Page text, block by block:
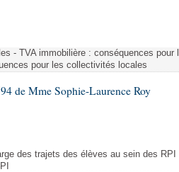
- TVA immobilière : conséquences
pour les collectivités locales
de Mme Sophie-Laurence Roy
des trajets des élèves au sein des